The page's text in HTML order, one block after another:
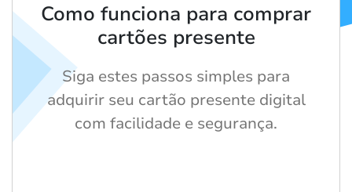
Como funciona para comprar
cartões presente
Siga estes passos simples para
adquirir seu cartão presente digital
com facilidade e segurança.